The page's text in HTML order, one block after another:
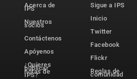
Acerca de
IPS
Nuestros
socios
Contáctenos
Apóyenos
¿Quieres
publicar
notas de
IPS?
Sigue a IPS
Inicio
Twitter
Facebook
Flickr
Reglas de
comunidad